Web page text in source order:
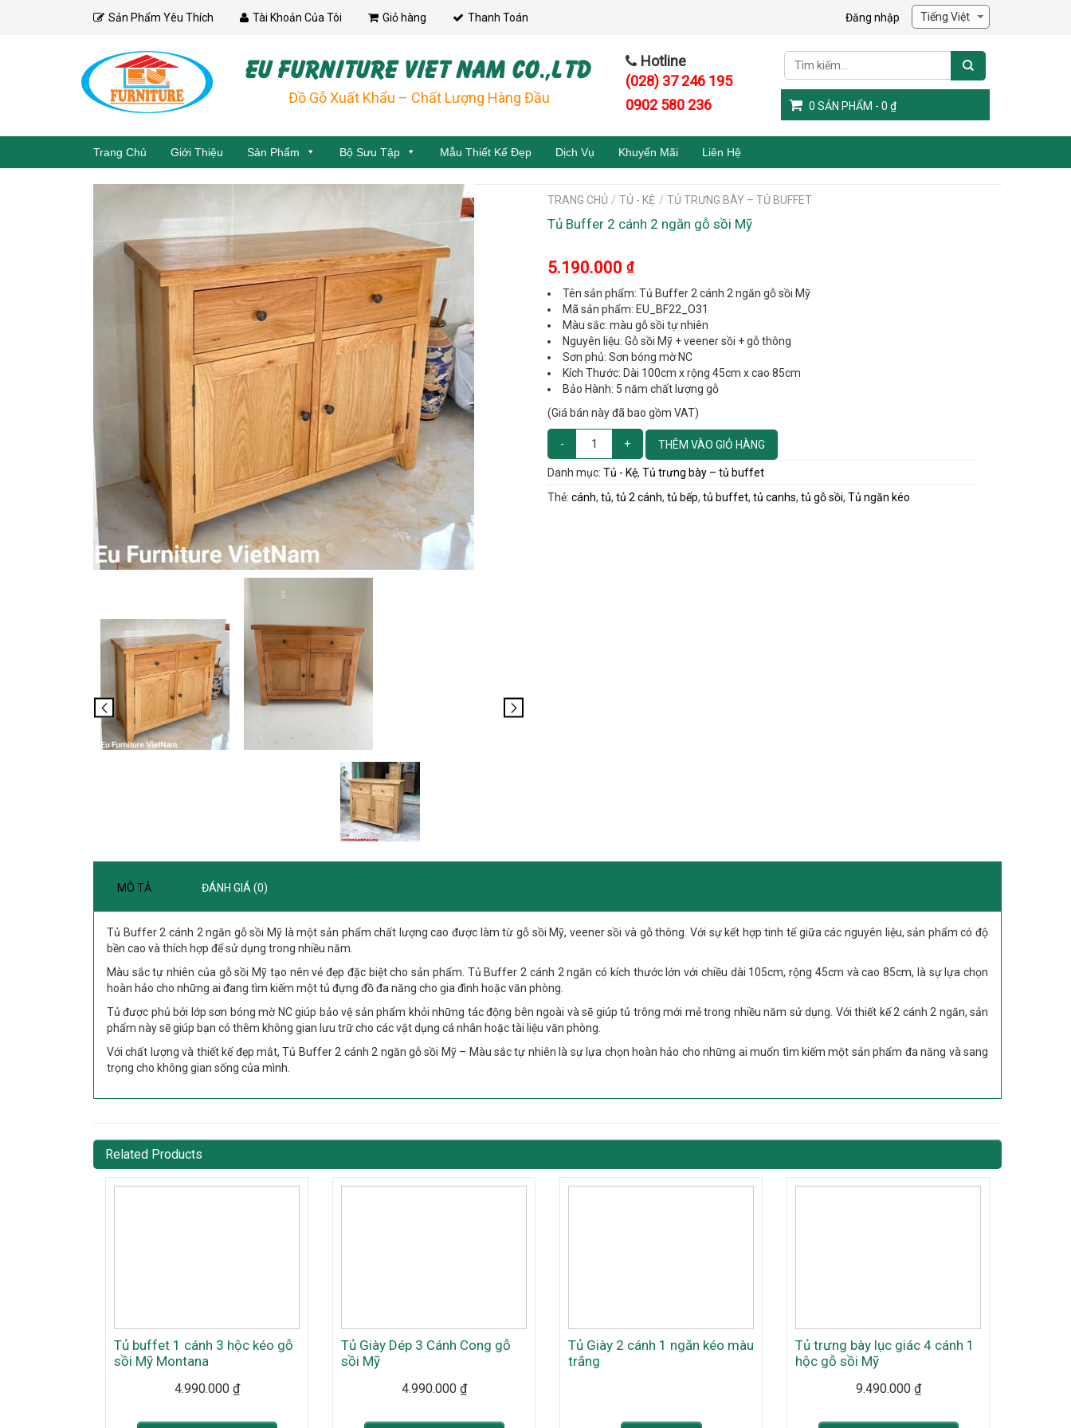
Sản Phẩm Yêu Thích Tài Khoản Của Tôi Giỏ hàng Thanh Toán Đăng nhập
EU FURNITURE VIET NAM CO.,LTD
Đồ Gỗ Xuất Khẩu – Chất Lượng Hàng Đầu
Hotline
(028) 37 246 195
0902 580 236
0 SẢN PHẨM - 0 ₫
Trang Chủ Giới Thiệu Sản Phẩm Bộ Sưu Tập Mẫu Thiết Kế Đẹp Dịch Vụ Khuyến Mãi Liên Hệ
TRANG CHỦ / TỦ - KỆ / TỦ TRƯNG BÀY – TỦ BUFFET
Tủ Buffer 2 cánh 2 ngăn gỗ sồi Mỹ
5.190.000 ₫
Tên sản phẩm: Tủ Buffer 2 cánh 2 ngăn gỗ sồi Mỹ
Mã sản phẩm: EU_BF22_O31
Màu sắc: màu gỗ sồi tự nhiên
Nguyên liệu: Gỗ sồi Mỹ + veener sồi + gỗ thông
Sơn phủ: Sơn bóng mờ NC
Kích Thước: Dài 100cm x rộng 45cm x cao 85cm
Bảo Hành: 5 năm chất lượng gỗ
(Giá bán này đã bao gồm VAT)
THÊM VÀO GIỎ HÀNG
Danh mục: Tủ - Kệ, Tủ trưng bày – tủ buffet
Thẻ: cánh, tủ, tủ 2 cánh, tủ bếp, tủ buffet, tủ canhs, tủ gỗ sồi, Tủ ngăn kéo
MÔ TẢ ĐÁNH GIÁ (0)
Tủ Buffer 2 cánh 2 ngăn gỗ sồi Mỹ là một sản phẩm chất lượng cao được làm từ gỗ sồi Mỹ, veener sồi và gỗ thông. Với sự kết hợp tinh tế giữa các nguyên liệu, sản phẩm có độ
bền cao và thích hợp để sử dụng trong nhiều năm.
Màu sắc tự nhiên của gỗ sồi Mỹ tạo nên vẻ đẹp đặc biệt cho sản phẩm. Tủ Buffer 2 cánh 2 ngăn có kích thước lớn với chiều dài 105cm, rộng 45cm và cao 85cm, là sự lựa chọn
hoàn hảo cho những ai đang tìm kiếm một tủ đựng đồ đa năng cho gia đình hoặc văn phòng.
Tủ được phủ bởi lớp sơn bóng mờ NC giúp bảo vệ sản phẩm khỏi những tác động bên ngoài và sẽ giúp tủ trông mới mẻ trong nhiều năm sử dụng. Với thiết kế 2 cánh 2 ngăn, sản
phẩm này sẽ giúp bạn có thêm không gian lưu trữ cho các vật dụng cá nhân hoặc tài liệu văn phòng.
Với chất lượng và thiết kế đẹp mắt, Tủ Buffer 2 cánh 2 ngăn gỗ sồi Mỹ – Màu sắc tự nhiên là sự lựa chọn hoàn hảo cho những ai muốn tìm kiếm một sản phẩm đa năng và sang
trọng cho không gian sống của mình.
Related Products
Tủ buffet 1 cánh 3 hộc kéo gỗ
sồi Mỹ Montana
4.990.000 ₫
Tủ Giày Dép 3 Cánh Cong gỗ
sồi Mỹ
4.990.000 ₫
Tủ Giày 2 cánh 1 ngăn kéo màu
trắng
Tủ trưng bày lục giác 4 cánh 1
hộc gỗ sồi Mỹ
9.490.000 ₫